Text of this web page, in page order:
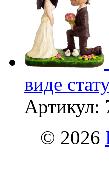
виде
Артикул:
© 2026